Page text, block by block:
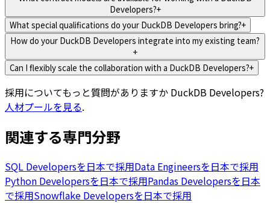
Developers?+
What special qualifications do your DuckDB Developers bring?+
How do your DuckDB Developers integrate into my existing team?
+
Can I flexibly scale the collaboration with a DuckDB Developers?+
採用についてもっと質問がありますか DuckDB Developers?
人材プールを見る.
関連する専門分野
SQL Developersを日本で採用Data Engineersを日本で採用
Python Developersを日本で採用Pandas Developersを日本
で採用Snowflake Developersを日本で採用